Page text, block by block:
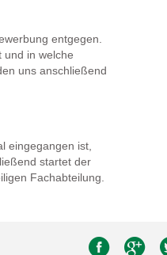
entgegen.
und in welche
uns anschließend
eingegangen ist,
startet der
Fachabteilung.